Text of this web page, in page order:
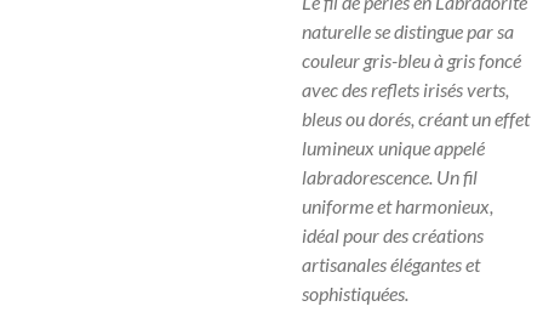
naturelle se distingue par sa
couleur gris-bleu à gris foncé
avec des reflets irisés verts,
bleus ou dorés, créant un effet
lumineux unique appelé
labradorescence. Un fil
uniforme et harmonieux,
idéal pour des créations
artisanales élégantes et
sophistiquées.